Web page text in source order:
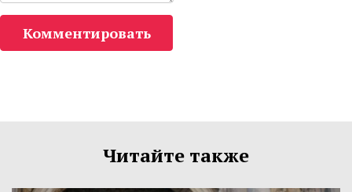
Комментировать
Читайте также